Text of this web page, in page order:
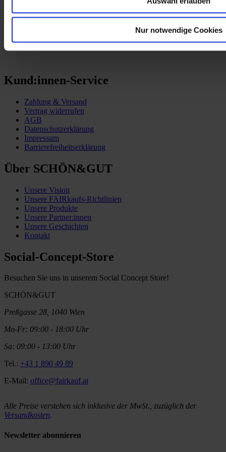
Nur notwendige Cookies
Kund:innen-Service
Zahlung & Versand
Vertrag widerrufen
AGB
Datenschutzerklärung
Impressum
Barrierefreiheitserklärung
Über SCHÖN&GUT
Unsere Vision
Unsere FAIRkaufs-Richtlinien
Unsere Produkte
Unsere Partner:innen
Unsere Geschichten
Kontakt
Social-Concept-Store
Besuchen Sie uns in unserem Social Concept Store!
SCHÖN&GUT
Preßgasse 28, 1040 Wien
Mo-Fr: 09:00 - 18:00 Uhr
Sa: 09:00 - 13:00 Uhr
Tel.: +43 1 890 49 89
E-Mail: office@fairkauf.at
Alle Preise verstehen sich inklusive der MwSt., zuzüglich der
Versandkosten.
Newsletter abonnieren